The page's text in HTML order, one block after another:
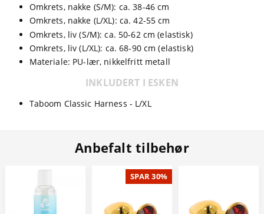
Omkrets, nakke (S/M): ca. 38-46 cm
Omkrets, nakke (L/XL): ca. 42-55 cm
Omkrets, liv (S/M): ca. 50-62 cm (elastisk)
Omkrets, liv (L/XL): ca. 68-90 cm (elastisk)
Materiale: PU-lær, nikkelfritt metall
INKLUDERT I ESKEN
Taboom Classic Harness - L/XL
Anbefalt tilbehør
SPAR 30%